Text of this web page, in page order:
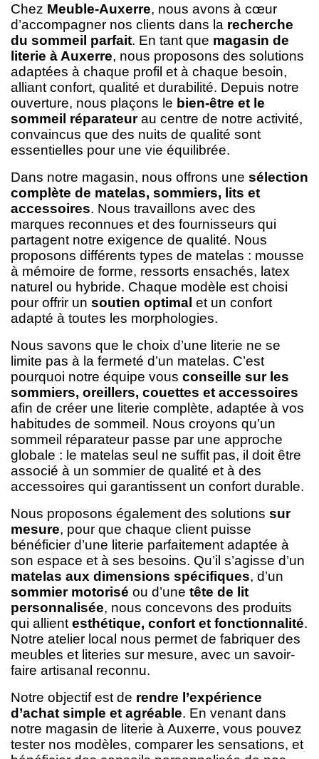
Chez Meuble-Auxerre, nous avons à cœur
d’accompagner nos clients dans la recherche
du sommeil parfait. En tant que magasin de
literie à Auxerre, nous proposons des solutions
adaptées à chaque profil et à chaque besoin,
alliant confort, qualité et durabilité. Depuis notre
ouverture, nous plaçons le bien-être et le
sommeil réparateurau centre de notre activité,
convaincus que des nuits de qualité sont
essentielles pour une vie équilibrée.
Dans notre magasin, nous offrons une sélection
complète de matelas, sommiers, lits et
accessoires. Nous travaillons avec des
marques reconnues et des fournisseurs qui
partagent notre exigence de qualité. Nous
proposons différents types de matelas : mousse
à mémoire de forme, ressorts ensachés, latex
naturel ou hybride. Chaque modèle est choisi
pour offrir un soutien optimal et un confort
adapté à toutes les morphologies.
Nous savons que le choix d’une literie ne se
limite pas à la fermeté d’un matelas. C’est
pourquoi notre équipe vous conseille sur les
sommiers, oreillers, couettes et accessoires
afin de créer une literie complète, adaptée à vos
habitudes de sommeil. Nous croyons qu’un
sommeil réparateur passe par une approche
globale : le matelas seul ne suffit pas, il doit être
associé à un sommier de qualité et à des
accessoires qui garantissent un confort durable.
Nous proposons également des solutions sur
mesure, pour que chaque client puisse
bénéficier d’une literie parfaitement adaptée à
son espace et à ses besoins. Qu’il s’agisse d’un
matelas aux dimensions spécifiques, d’un
sommier motorisé ou d’une tête de lit
personnalisée, nous concevons des produits
qui allient esthétique, confort et fonctionnalité.
Notre atelier local nous permet de fabriquer des
meubles et literies sur mesure, avec un savoir-
faire artisanal reconnu.
Notre objectif est de rendre l’expérience
d’achat simple et agréable. En venant dans
notre magasin de literie à Auxerre, vous pouvez
tester nos modèles, comparer les sensations, et